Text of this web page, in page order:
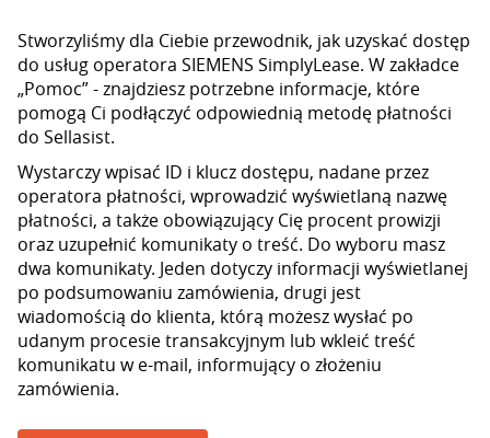
Stworzyliśmy dla Ciebie przewodnik, jak uzyskać dostęp
do usług operatora SIEMENS SimplyLease. W zakładce
„Pomoc” - znajdziesz potrzebne informacje, które
pomogą Ci podłączyć odpowiednią metodę płatności
do Sellasist.
Wystarczy wpisać ID i klucz dostępu, nadane przez
operatora płatności, wprowadzić wyświetlaną nazwę
płatności, a także obowiązujący Cię procent prowizji
oraz uzupełnić komunikaty o treść. Do wyboru masz
dwa komunikaty. Jeden dotyczy informacji wyświetlanej
po podsumowaniu zamówienia, drugi jest
wiadomością do klienta, którą możesz wysłać po
udanym procesie transakcyjnym lub wkleić treść
komunikatu w e-mail, informujący o złożeniu
zamówienia.